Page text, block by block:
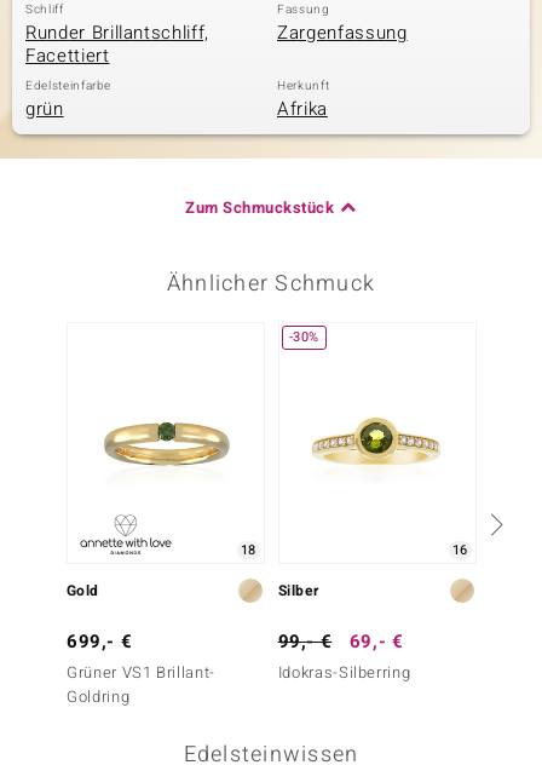
Schliff
Runder Brillantschliff,
Facettiert
Fassung
Zargenfassung
Edelsteinfarbe
grün
Herkunft
Afrika
Zum Schmuckstück
Ähnlicher Schmuck
18
Gold
699,- €
Grüner VS1 Brillant-
Goldring
-30%
16
Silber
99,- € 69,- €
Idokras-Silberring
Edelsteinwissen